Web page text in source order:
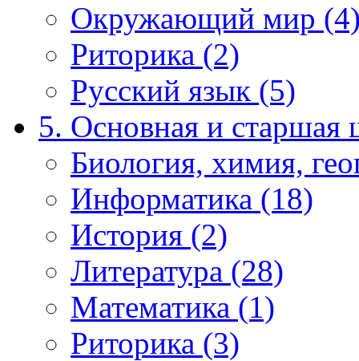
Окружающий мир
Риторика (2)
Русский язык (5)
5. Основная и старшая
Биология, химия,
Информатика (18)
История (2)
Литература (28)
Математика (1)
Риторика (3)